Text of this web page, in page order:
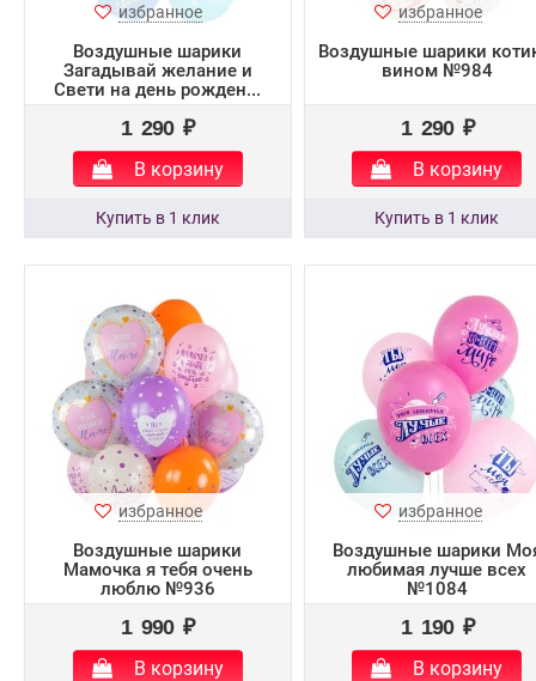
избранное
Воздушные шарики
Загадывай желание и
Свети на день рожден...
1 290 ₽
В корзину
избранное
Воздушные шарики
вином №984
1 290 ₽
В корзину
избранное
Воздушные шарики
Мамочка я тебя очень
люблю №936
1 990 ₽
В корзину
избранное
Воздушные шарики
любимая лучше всех
№1084
1 190 ₽
В корзину